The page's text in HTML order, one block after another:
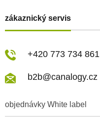
zákaznický servis
objednávky White label
+420 773 734 861
b2b@canalogy.cz